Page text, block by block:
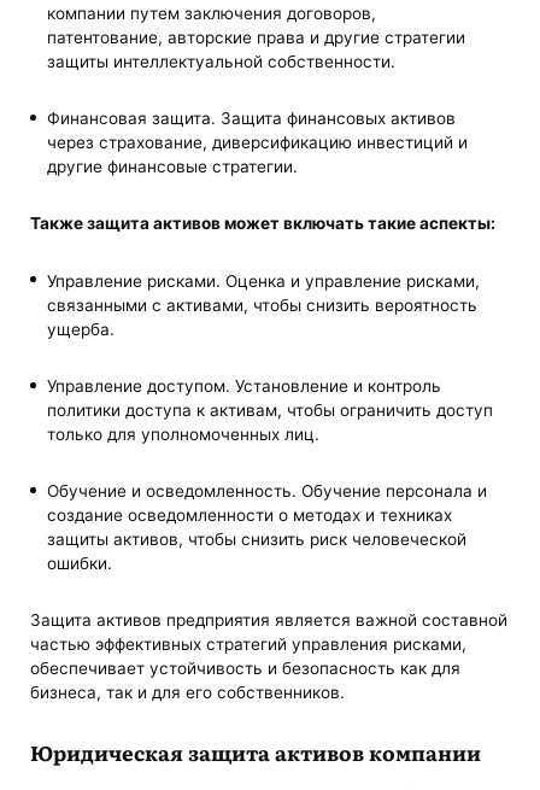
компании путем заключения договоров,
патентование, авторские права и другие стратегии
защиты интеллектуальной собственности.
Финансовая защита. Защита финансовых активов
через страхование, диверсификацию инвестиций и
другие финансовые стратегии.
Такжезащита активовможет включать такие аспекты:
Управление рисками. Оценка и управление рисками,
связанными с активами, чтобы снизить вероятность
ущерба.
Управление доступом. Установление и контроль
политики доступа к активам, чтобы ограничить доступ
только для уполномоченных лиц.
Обучение и осведомленность. Обучение персонала и
создание осведомленности о методах и техниках
защиты активов, чтобы снизить риск человеческой
ошибки.
Защита активов предприятия является важной составной
частью эффективных стратегий управления рисками,
обеспечивает устойчивость и безопасность как для
бизнеса, так и для его собственников.
Юридическая защита активов компании